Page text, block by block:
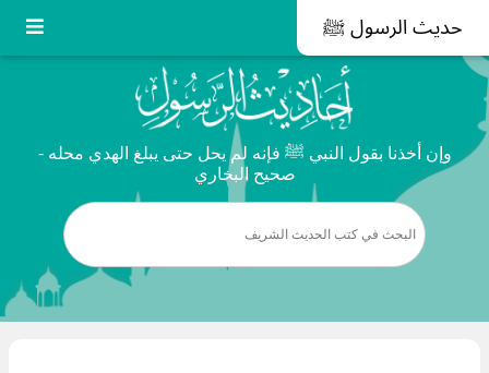
حديث الرسول ﷺ
وإن أخذنا بقول النبي ﷺ فإنه لم يحل حتى يبلغ الهدي محله -
صحيح البخاري